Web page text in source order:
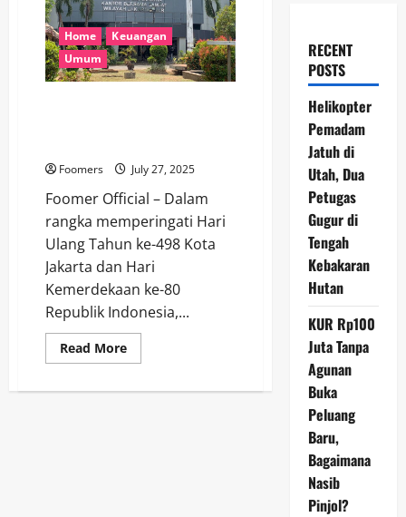
Home
Keuangan
Umum
Foomers July 27, 2025
Foomer Official – Dalam
rangka memperingati Hari
Ulang Tahun ke-498 Kota
Jakarta dan Hari
Kemerdekaan ke-80
Republik Indonesia,...
Read MoreRead
more
DKI
RECENT
POSTS
Helikopter
Pemadam
Jatuh di
Utah, Dua
Petugas
Gugur di
Tengah
Kebakaran
Hutan
KUR Rp100
Juta Tanpa
Agunan
Buka
Peluang
Baru,
Bagaimana
Nasib
Pinjol?